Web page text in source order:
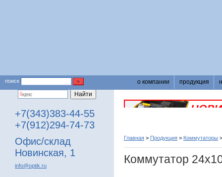
поиск о компании продукция
+7(343)383-44-55
+7(912)294-74-73
Офис/склад
Новинская, 1
info@optik.ru
Главная > Продукция > Коммутаторы
Коммутатор